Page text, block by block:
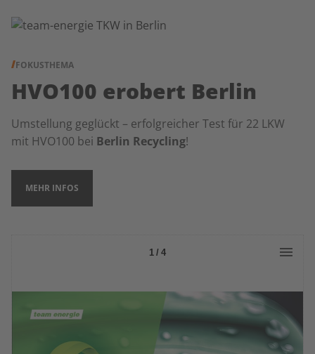
FOKUSTHEMA
HVO100 erobert Berlin
Umstellung geglückt – erfolgreicher Test für 22 LKW
mit HVO100 bei Berlin Recycling!
MEHR INFOS